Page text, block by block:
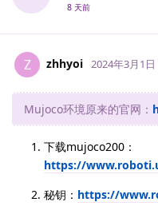
8 天前
Z zhhyoi 2024年3月1日
Mujoco环境原来的官网：
下载mujoco200：
https://
秘钥： https://